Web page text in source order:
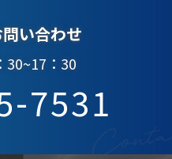
い合わせ
：30
7531